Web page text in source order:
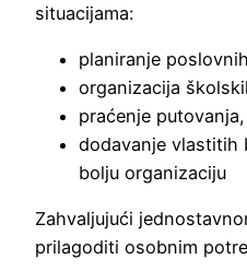
situacijama:
planiranje
organizacija
praćenje
dodavanje vlastitih
bolju organizaciju
Zahvaljujući
prilagoditi osobnim